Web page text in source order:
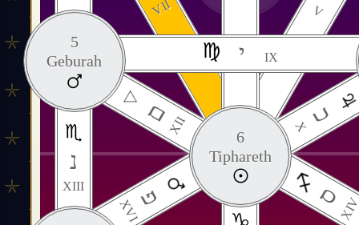
V
VII
כ
X
םXII
י IX
5
Geburah
נ
XIII
6
Tiphareth
ס פXVI